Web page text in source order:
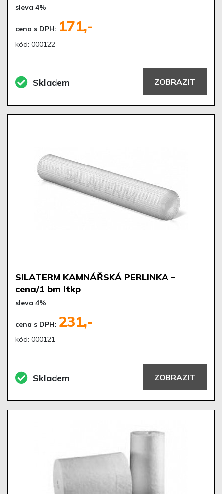
sleva 4%
cena s DPH: 171,-
kód: 000122
Skladem ZOBRAZIT
SILATERM KAMNÁŘSKÁ PERLINKA –
cena/1 bm Itkp
sleva 4%
cena s DPH: 231,-
kód: 000121
Skladem ZOBRAZIT